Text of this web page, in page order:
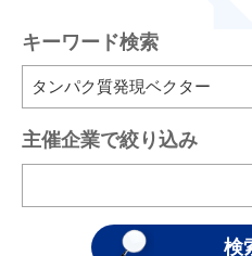
キーワード検索
主催企業で絞り込み